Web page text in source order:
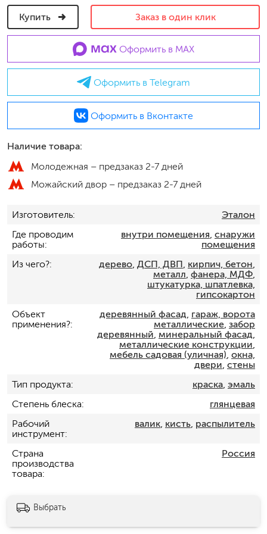
Купить Заказ в один клик
Оформить в MAX
Оформить в Telegram
Оформить в Вконтакте
Наличие товара:
Молодежная – предзаказ 2-7 дней
Можайский двор – предзаказ 2-7 дней
Изготовитель
Эталон
Где проводим
работы
внутри помещения снаружи
помещения
Из чего?
дерево, ДСП, ДВП кирпич, бетон
металл фанера, МДФ,
штукатурка, шпатлевка,
гипсокартон
Объект
применения?
деревянный фасад гараж, ворота
металлические, забор
деревянный минеральный фасад
металлические конструкции
мебель садовая (уличная) окна,
двери стены
Тип продукта
краска, эмаль
Степень блеска
глянцевая
Рабочий
инструмент
валик, кисть, распылитель
Страна
производства
товара
Россия
Выбрать